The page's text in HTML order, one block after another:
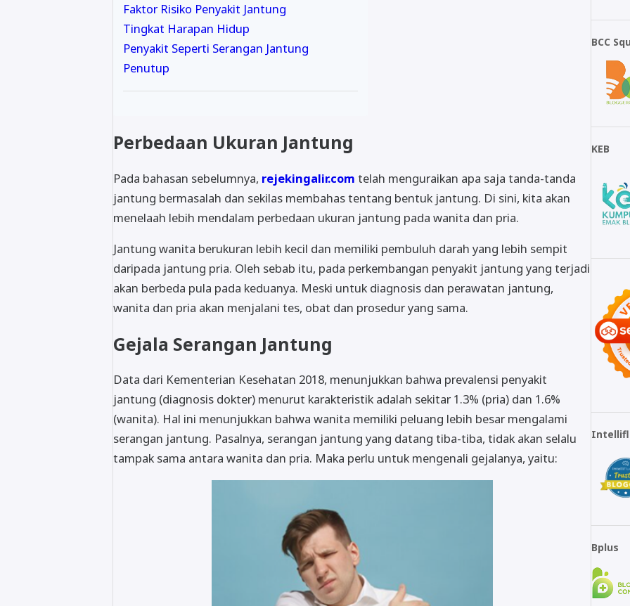
Faktor Risiko Penyakit Jantung
Tingkat Harapan Hidup
Penyakit Seperti Serangan Jantung
Penutup
Perbedaan Ukuran Jantung
Pada bahasan sebelumnya, rejekingalir.com telah menguraikan apa saja tanda-tanda
jantung bermasalah dan sekilas membahas tentang bentuk jantung. Di sini, kita akan
menelaah lebih mendalam perbedaan ukuran jantung pada wanita dan pria.
Jantung wanita berukuran lebih kecil dan memiliki pembuluh darah yang lebih sempit
daripada jantung pria. Oleh sebab itu, pada perkembangan penyakit jantung yang terjadi
akan berbeda pula pada keduanya. Meski untuk diagnosis dan perawatan jantung,
wanita dan pria akan menjalani tes, obat dan prosedur yang sama.
Gejala Serangan Jantung
Data dari Kementerian Kesehatan 2018, menunjukkan bahwa prevalensi penyakit
jantung (diagnosis dokter) menurut karakteristik adalah sekitar 1.3% (pria) dan 1.6%
(wanita). Hal ini menunjukkan bahwa wanita memiliki peluang lebih besar mengalami
serangan jantung. Pasalnya, serangan jantung yang datang tiba-tiba, tidak akan selalu
tampak sama antara wanita dan pria. Maka perlu untuk mengenali gejalanya, yaitu:
BCC
KEB
Bplus